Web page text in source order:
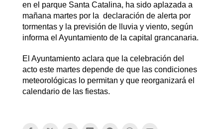
en el parque Santa Catalina, ha sido aplazada a
mañana martes por la declaración de alerta por
tormentas y la previsión de lluvia y viento, según
informa el Ayuntamiento de la capital grancanaria.
El Ayuntamiento aclara que la celebración del
acto este martes depende de que las condiciones
meteorológicas lo permitan y que reorganizará el
calendario de las fiestas.